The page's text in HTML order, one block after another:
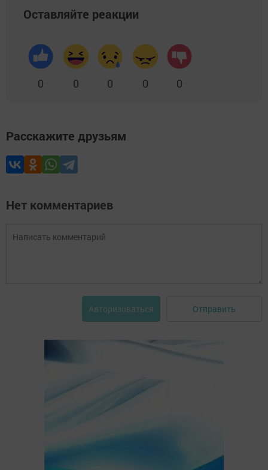
Оставляйте реакции
0 0 0 0 0
Расскажите друзьям
Нет комментариев
Авторизоваться Отправить